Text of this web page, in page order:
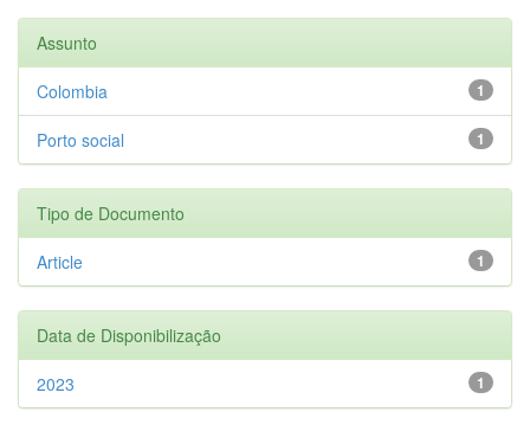
Assunto
1
Colombia
1
Porto social
Tipo de Documento
1
Article
Data de Disponibilização
1
2023